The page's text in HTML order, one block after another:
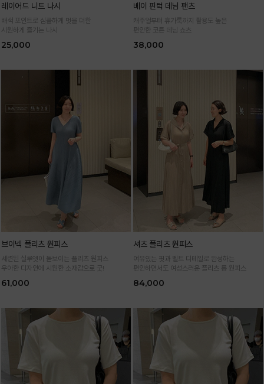
레이어드 니트 나시
배색 포인트로 심플하게 멋을 더한
시원하게 즐기는 나시
25,000
베이 핀턱 데님 팬츠
캐주얼부터 휴가룩까지 활용도 높은
편안한 코튼 데님 쇼츠
38,000
브이넥 플리츠 원피스
세련된 실루엣이 돋보이는 플리츠 원피스
우아한 디자인에 시원한 소재감으로 굿!
61,000
셔츠 플리츠 원피스
여유있는 핏과 벨트 디테일로 완성하는
편안하면서도 여성스러운 플리츠 롱 원피스
84,000